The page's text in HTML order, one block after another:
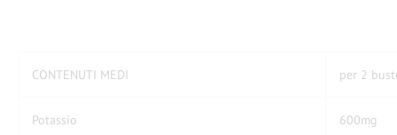
CONTENUTI MEDI per 2
Potassio 600mg